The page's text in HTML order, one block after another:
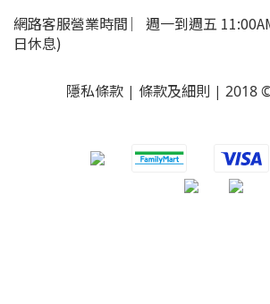
網路客服營業時間 ︳週一到週五
日休息)
隱私條款 | 條款及細則 | 2018